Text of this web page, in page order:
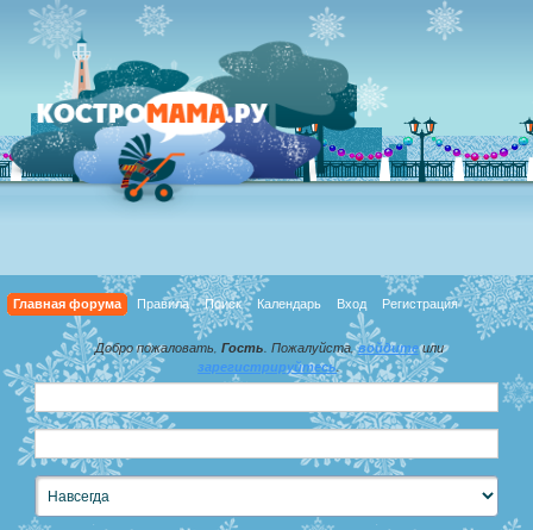
Главная форума Правила Поиск Календарь Вход Регистрация
Добро пожаловать, Гость . Пожалуйста,войдитеили
зарегистрируйтесь.